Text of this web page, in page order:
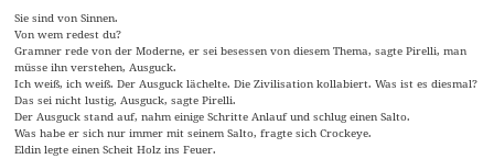
Sie sind von Sinnen.
Von wem redest du?
Gramner rede von der Moderne, er sei besessen von diesem Thema, sagte Pirelli, man
müsse ihn verstehen, Ausguck.
Ich weiß, ich weiß. Der Ausguck lächelte. Die Zivilisation kollabiert. Was ist es diesmal?
Das sei nicht lustig, Ausguck, sagte Pirelli.
Der Ausguck stand auf, nahm einige Schritte Anlauf und schlug einen Salto.
Was habe er sich nur immer mit seinem Salto, fragte sich Crockeye.
Eldin legte einen Scheit Holz ins Feuer.